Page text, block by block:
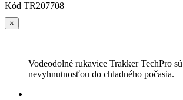
Kód TR207708
×
Vodeodolné rukavice Trakker TechPro sú
nevyhnutnosťou do chladného počasia.